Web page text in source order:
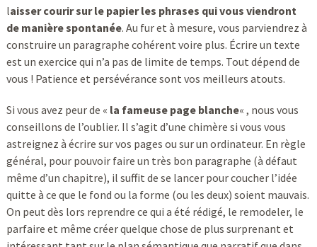
laisser courir sur le papier les phrases qui vous viendront
de manière spontanée. Au fur et à mesure, vous parviendrez à
construire un paragraphe cohérent voire plus. Écrire un texte
est un exercice qui n’a pas de limite de temps. Tout dépend de
vous ! Patience et persévérance sont vos meilleurs atouts.
Si vous avez peur de « la fameuse page blanche« , nous vous
conseillons de l’oublier. Il s’agit d’une chimère si vous vous
astreignez à écrire sur vos pages ou sur un ordinateur. En règle
général, pour pouvoir faire un très bon paragraphe (à défaut
même d’un chapitre), il suffit de se lancer pour coucher l’idée
quitte à ce que le fond ou la forme (ou les deux) soient mauvais.
On peut dès lors reprendre ce qui a été rédigé, le remodeler, le
parfaire et même créer quelque chose de plus surprenant et